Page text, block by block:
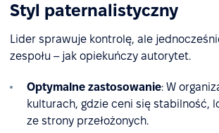
Styl paternalistyczny
Lider sprawuje kontrolę, ale
zespołu – jak opiekuńczy autorytet.
Optymalne zastosowanie: W
kulturach, gdzie ceni się stabilność,
ze strony przełożonych.